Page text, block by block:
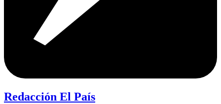
Redacción El País